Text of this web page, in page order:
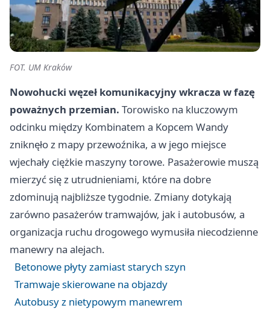
FOT. UM Kraków
Nowohucki węzeł komunikacyjny wkracza w fazę
poważnych przemian. Torowisko na kluczowym
odcinku między Kombinatem a Kopcem Wandy
zniknęło z mapy przewoźnika, a w jego miejsce
wjechały ciężkie maszyny torowe. Pasażerowie muszą
mierzyć się z utrudnieniami, które na dobre
zdominują najbliższe tygodnie. Zmiany dotykają
zarówno pasażerów tramwajów, jak i autobusów, a
organizacja ruchu drogowego wymusiła niecodzienne
manewry na alejach.
Betonowe płyty zamiast starych szyn
Tramwaje skierowane na objazdy
Autobusy z nietypowym manewrem